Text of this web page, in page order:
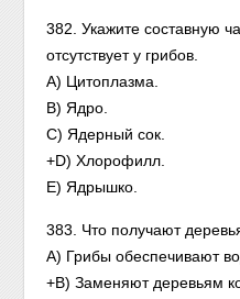
382. Укажите составную
отсутствует у грибов.
А) Цитоплазма.
В) Ядро.
С) Ядерный сок.
+D) Хлорофилл.
Е) Ядрышко.
383. Что получают
A) Грибы обеспечивают
+В) Заменяют деревьям